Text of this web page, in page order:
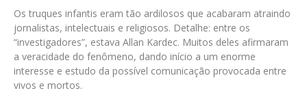
Os truques infantis eram tão ardilosos que acabaram atraindo
jornalistas, intelectuais e religiosos. Detalhe: entre os
“investigadores”, estava Allan Kardec. Muitos deles afirmaram
a veracidade do fenômeno, dando início a um enorme
interesse e estudo da possível comunicação provocada entre
vivos e mortos.